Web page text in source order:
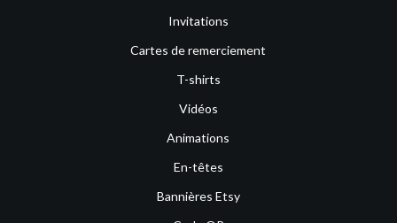
Invitations
Cartes de remerciement
T-shirts
Vidéos
Animations
En-têtes
Bannières Etsy